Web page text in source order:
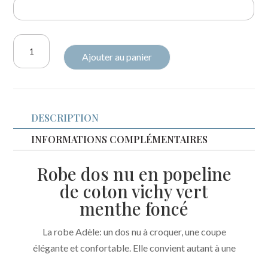
quantité
menthe
Ajouter au panier
DESCRIPTION
INFORMATIONS COMPLÉMENTAIRES
Robe dos nu en popeline
de coton vichy vert
menthe foncé
La robe Adèle: un dos nu à croquer, une coupe
élégante et confortable. Elle convient autant à une